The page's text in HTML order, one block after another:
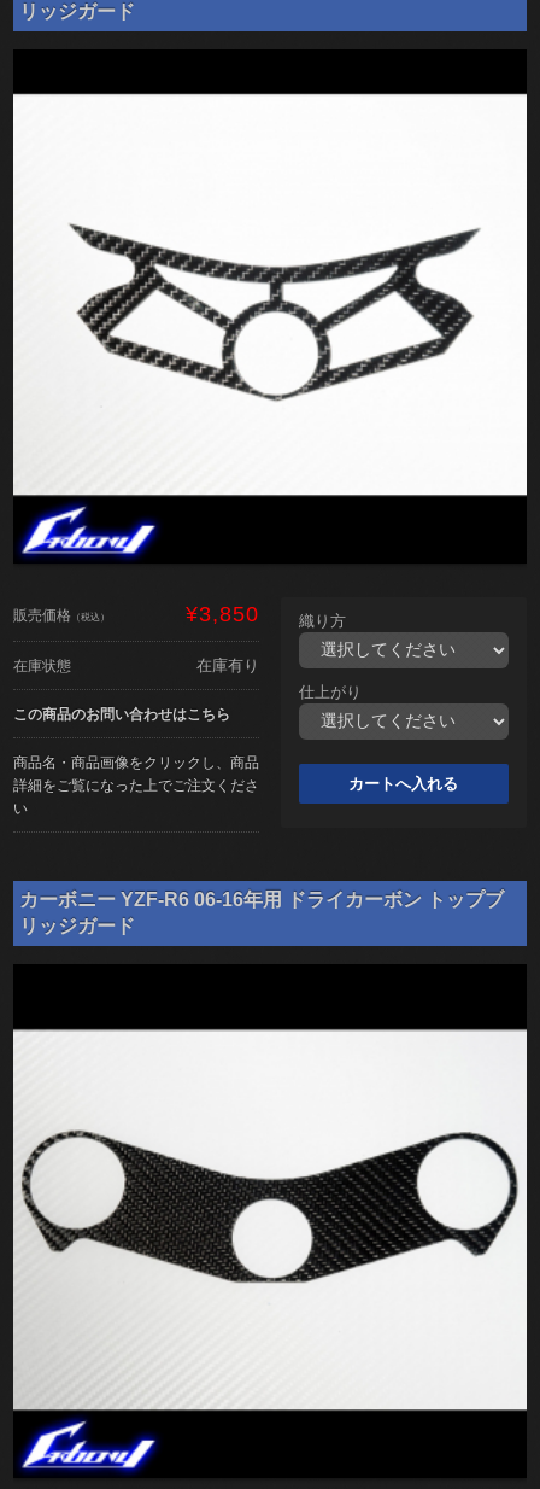
リッジガード
販売価格 （税込） ¥3,850
在庫状態 在庫有り
この商品のお問い合わせはこちら
商品名・商品画像をクリックし、商品
詳細をご覧になった上でご注文くださ
い
織り方
仕上がり
カーボニー YZF-R6 06-16年用 ドライカーボン トップブ
リッジガード